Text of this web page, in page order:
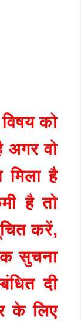
को
अगर वो
मिला है
है तो
करें,
सुचना
दी
के लिए